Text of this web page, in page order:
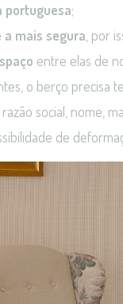
portuguesa;
mais segura , por
entre elas de
o berço precisa
razão social, nome,
de